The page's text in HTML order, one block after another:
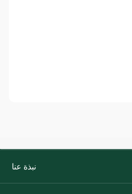
نبذة عنا